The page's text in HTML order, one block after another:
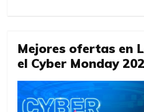
Mejores ofertas en
el Cyber Monday